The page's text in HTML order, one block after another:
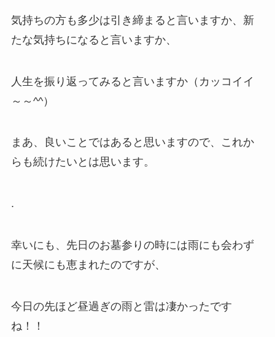
気持ちの方も多少は引き締まると言いますか、新
たな気持ちになると言いますか、
人生を振り返ってみると言いますか（カッコイイ
～～^^）
まあ、良いことではあると思いますので、これか
らも続けたいとは思います。
.
幸いにも、先日のお墓参りの時には雨にも会わず
に天候にも恵まれたのですが、
今日の先ほど昼過ぎの雨と雷は凄かったです
ね！！